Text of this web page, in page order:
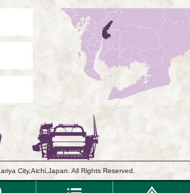
City,Aichi,Japan. All Rights Reserved.